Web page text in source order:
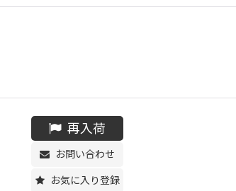
再入荷
お問い合わせ
お気に入り登録